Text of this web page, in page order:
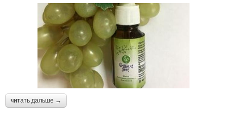
читать дальше →